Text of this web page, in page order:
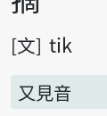
文 tik
又見音